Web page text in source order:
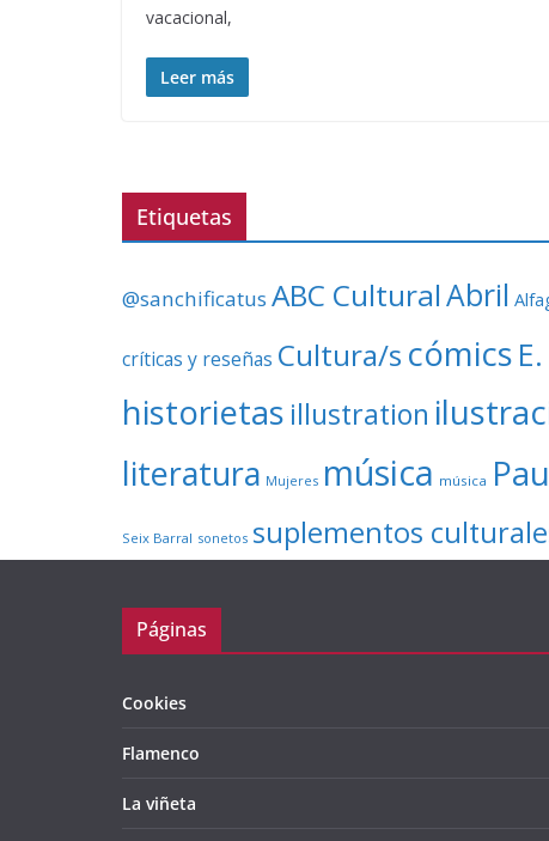
vacacional,
Leer más
Etiquetas
@sanchificatus ABC CulturalAbril
críticas y reseñas Cultura/s cómics
historietas illustration
literatura Mujeres música música
Seix Barral sonetos suplementos
Páginas
Cookies
Flamenco
La viñeta